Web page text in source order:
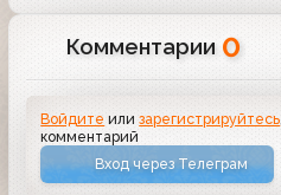
Комментарии 0
Войдите илизарегистрируйтесь
комментарий
Вход через Телеграм